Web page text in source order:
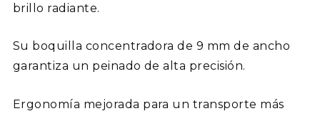
brillo radiante.
Su boquilla concentradora de 9 mm de ancho
garantiza un peinado de alta precisión.
Ergonomía mejorada para un transporte más